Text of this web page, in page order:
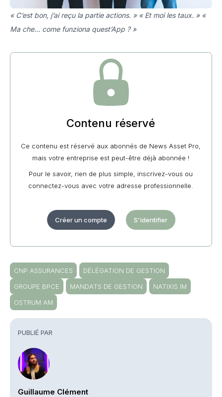
PUBLIÉ PAR
Guillaume Clément
« C’est bon, j’ai reçu la partie actions. » « Et moi les taux. » «
Ma che… come funziona quest’App ? »
Contenu réservé
Ce contenu est réservé aux abonnés de News Asset Pro,
mais votre entreprise est peut-être déjà abonnée !
Pour le savoir, rien de plus simple, inscrivez-vous ou
connectez-vous avec votre adresse professionnelle.
Créer un compte S'identifier
CNP ASSURANCES
DÉLÉGATION DE GESTION
GROUPE BPCE
MANDATS DE GESTION
NATIXIS IM
OSTRUM AM